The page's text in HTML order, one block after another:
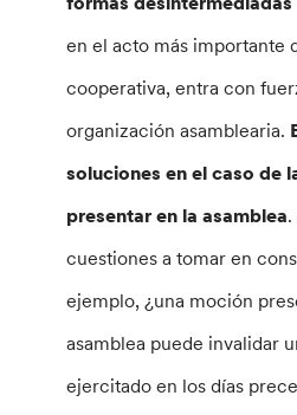
en el acto más importante
cooperativa, entra con
organización asamblearia.
soluciones en el caso de
presentar en la asamblea
cuestiones a tomar en
ejemplo, ¿una moción
asamblea puede invalidar
ejercitado en los días